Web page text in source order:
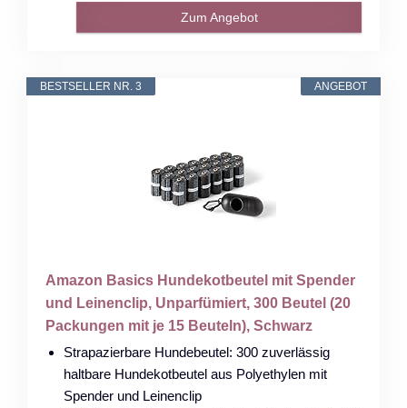
Zum Angebot
ANGEBOT
BESTSELLER NR. 3
Amazon Basics Hundekotbeutel mit Spender
und Leinenclip, Unparfümiert, 300 Beutel (20
Packungen mit je 15 Beuteln), Schwarz
Strapazierbare Hundebeutel: 300 zuverlässig
haltbare Hundekotbeutel aus Polyethylen mit
Spender und Leinenclip